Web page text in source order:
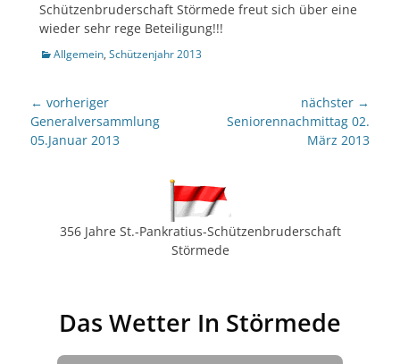
Schützenbruderschaft Störmede freut sich über eine
wieder sehr rege Beteiligung!!!
Kategorien
Allgemein, Schützenjahr 2013
Beitragsnavigation
← vorheriger
Vorheriger
Beitrag:
Generalversammlung
05.Januar 2013
nächster →
nächster
Seniorennachmittag 02.
März 2013
356 Jahre St.-Pankratius-Schützenbruderschaft
Störmede
Das Wetter In Störmede